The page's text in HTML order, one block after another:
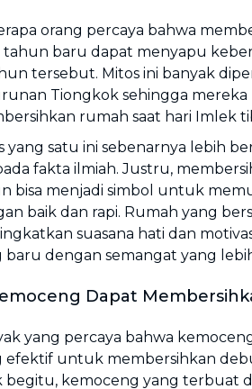
orang percaya bahwa
tahun baru dapat menyapu
tersebut. Mitos ini banyak
Tiongkok sehingga
rumah saat hari Imlek
yang satu ini sebenarnya lebih
fakta ilmiah. Justru,
bisa menjadi simbol untuk
baik dan rapi. Rumah yang
suasana hati dan
baru dengan semangat yang
Dapat
yang percaya bahwa
efektif untuk membersihkan
begitu, kemoceng yang terbuat